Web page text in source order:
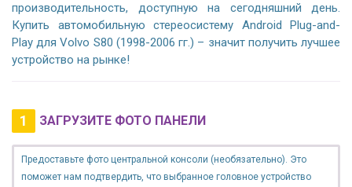
производительность, доступную на сегодняшний день.
Купить автомобильную стереосистему Android Plug-and-
Play для Volvo S80 (1998-2006 гг.) – значит получить лучшее
устройство на рынке!
1 ЗАГРУЗИТЕ ФОТО ПАНЕЛИ
Предоставьте фото центральной консоли (необязательно). Это
поможет нам подтвердить, что выбранное головное устройство